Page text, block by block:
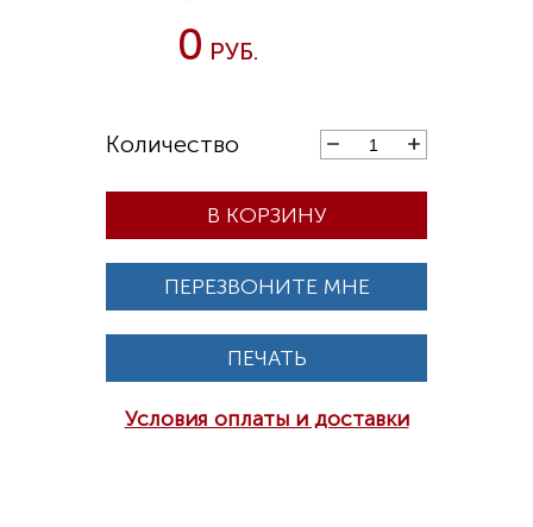
0
В КОРЗИНУ
ПЕРЕЗВОНИТЕ МНЕ
ПЕЧАТЬ
Условия оплаты и доставки